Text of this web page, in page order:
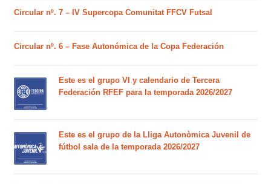
Circular nº. 7 – IV Supercopa Comunitat FFCV Futsal
Circular nº. 6 – Fase Autonómica de la Copa Federación
Este es el grupo VI y calendario de Tercera
Federación RFEF para la temporada 2026/2027
Este es el grupo de la Lliga Autonòmica Juvenil de
fútbol sala de la temporada 2026/2027